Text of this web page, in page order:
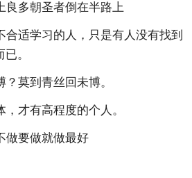
良多朝圣者倒在半路上
合适学习的人，只是有人没有找到
。
莫到青丝回未博。
才有高程度的个人。
做要做就做最好